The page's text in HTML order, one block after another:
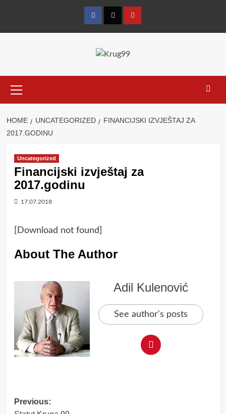
FacebookTwitterYouTube
Menu
HOME UNCATEGORIZED
FINANCIJSKI IZVJEŠTAJ ZA
2017.GODINU
Uncategorized
Financijski izvještaj za
2017.godinu
17.07.2018
[Download not found]
About The Author
Adil Kulenović
See author's posts
Post
Previous: